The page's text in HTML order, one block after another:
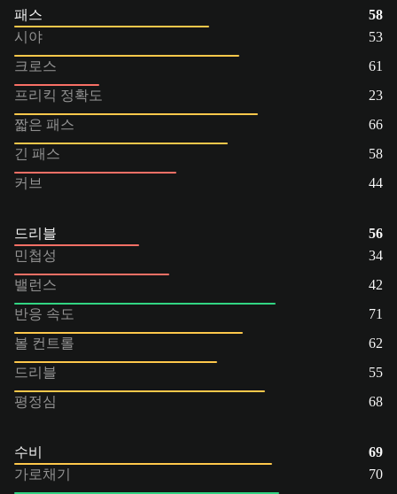
패스
58
시야
53
크로스
61
프리킥 정확도
23
짧은 패스
66
긴 패스
58
커브
44
드리블
56
민첩성
34
밸런스
42
반응 속도
71
볼 컨트롤
62
드리블
55
평정심
68
수비
69
가로채기
70